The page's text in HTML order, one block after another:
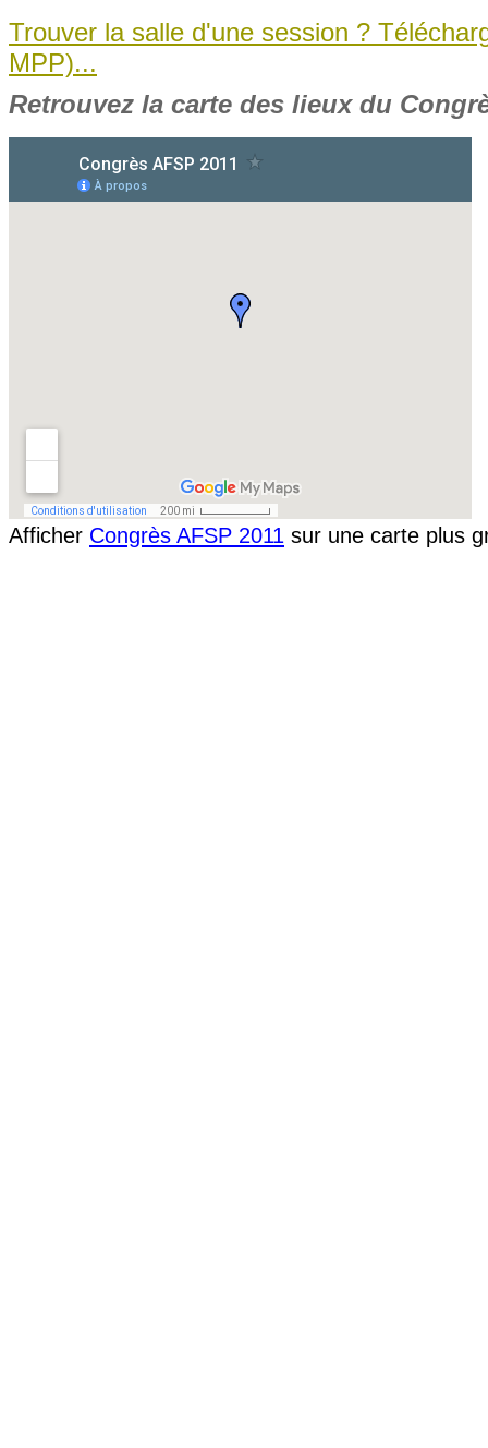
Trouver la salle d'une session ?
MPP)...
Retrouvez la carte des lieux du
Afficher Congrès AFSP 2011 sur une carte plus